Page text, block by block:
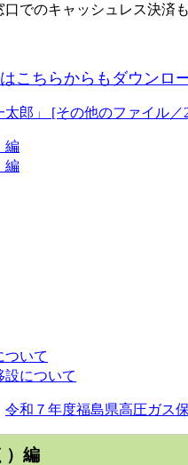
でのキャッシュレス決済
こちらからもダウンロ
太郎」 [その他のファイル
編
編
ついて
設について
令和７年度福島県高圧ガス
）編